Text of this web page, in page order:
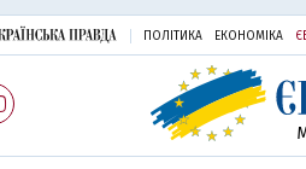
ПОЛІТИКА ЕКОНОМІКА